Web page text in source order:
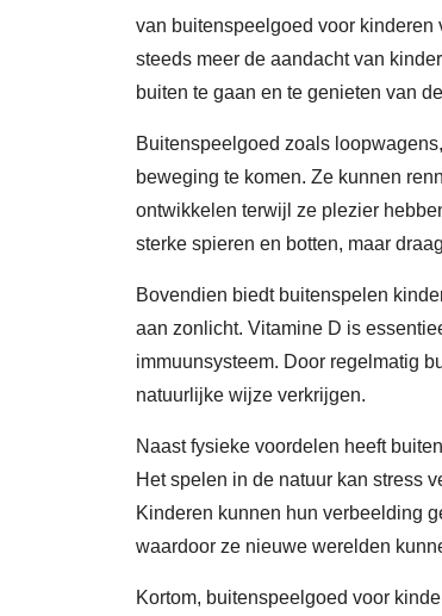
van buitenspeelgoed voor
steeds meer de aandacht van
buiten te gaan en te genieten van
Buitenspeelgoed zoals
beweging te komen. Ze kunnen
ontwikkelen terwijl ze plezier
sterke spieren en botten, maar
Bovendien biedt buitenspelen
aan zonlicht. Vitamine D is
immuunsysteem. Door regelmatig
natuurlijke wijze verkrijgen.
Naast fysieke voordelen heeft
Het spelen in de natuur kan stress
Kinderen kunnen hun verbeelding
waardoor ze nieuwe werelden
Kortom, buitenspeelgoed voor